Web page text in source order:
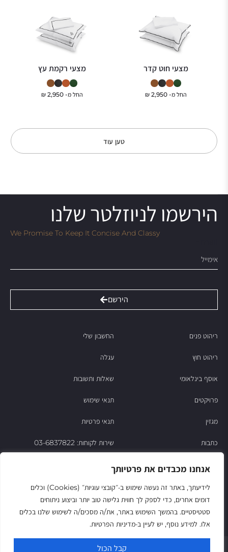
אנחנו מכבדים את פרטיותך
לידיעתך, באתר זה נעשה שימוש ב‑״קובצי עוגיות״ (Cookies) וכלים
דומים אחרים, כדי לספק לך חווית גלישה טוב יותר וביצוע ניתוחים
סטטיסטיים. בהמשך השימוש באתר, את/ה מסכים/ה לשימוש שלנו בכלים
אלו. למידע נוסף, יש לעיין ב‑מדיניות הפרטיות.
קבל הכול
מצעי חוט קדר
החל מ- 2,950
₪
מצעי רקמת עץ
החל מ- 2,950
₪
טען עוד
הירשמו לניוזלטר שלנו
We Promise To Keep It Concise And Classy
הירשם
ריהוט פנים
ריהוט חוץ
אוסף בינלאומי
פרויקטים
מגזין
כתבות
צור קשר
החשבון שלי
עגלה
שאלות ותשובות
תנאי שימוש
תנאי פרטיות
שירות לקוחות: 03-6837822